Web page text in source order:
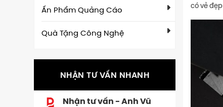
Ấn Phẩm Quảng Cáo
Quà Tặng Công Nghệ
NHẬN TƯ VẤN NHANH
Nhận tư vấn - Anh Vũ
có vẻ